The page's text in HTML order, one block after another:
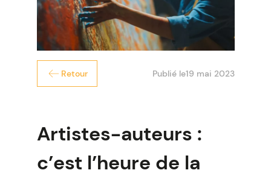
Retour Publié le19 mai 2023
Artistes-auteurs :
c’est l’heure de la